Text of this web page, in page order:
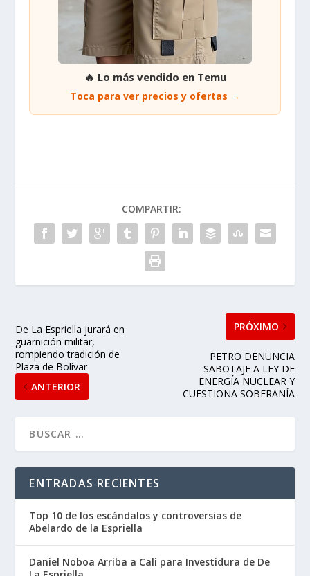
🔥 Lo más vendido en Temu
Toca para ver precios y ofertas →
COMPARTIR:
De La Espriella jurará en
guarnición militar,
rompiendo tradición de
Plaza de Bolívar
ANTERIOR
PRÓXIMO
PETRO DENUNCIA
SABOTAJE A LEY DE
ENERGÍA NUCLEAR Y
CUESTIONA SOBERANÍA
ENTRADAS RECIENTES
Top 10 de los escándalos y controversias de
Abelardo de la Espriella
Daniel Noboa Arriba a Cali para Investidura de De